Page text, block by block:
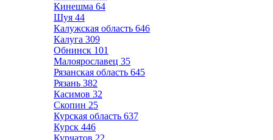
Кинешма 64
Шуя 44
Калужская область 646
Калуга 309
Обнинск 101
Малоярославец 35
Рязанская область 645
Рязань 382
Касимов 32
Скопин 25
Курская область 637
Курск 446
Курчатов 22